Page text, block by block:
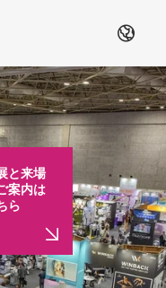
JA
と来場
案内は
ら